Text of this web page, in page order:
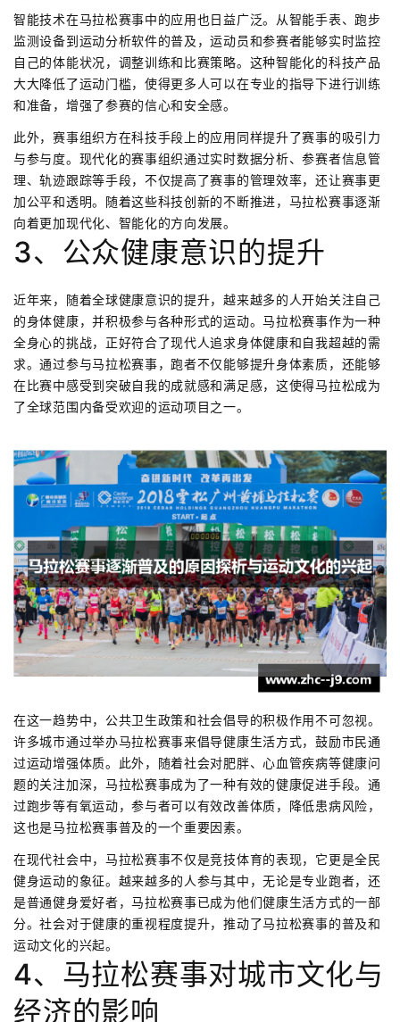
智能技术在马拉松赛事中的应用也日益广泛。从智能手表、跑步
监测设备到运动分析软件的普及，运动员和参赛者能够实时监控
自己的体能状况，调整训练和比赛策略。这种智能化的科技产品
大大降低了运动门槛，使得更多人可以在专业的指导下进行训练
和准备，增强了参赛的信心和安全感。
此外，赛事组织方在科技手段上的应用同样提升了赛事的吸引力
与参与度。现代化的赛事组织通过实时数据分析、参赛者信息管
理、轨迹跟踪等手段，不仅提高了赛事的管理效率，还让赛事更
加公平和透明。随着这些科技创新的不断推进，马拉松赛事逐渐
向着更加现代化、智能化的方向发展。
3、公众健康意识的提升
近年来，随着全球健康意识的提升，越来越多的人开始关注自己
的身体健康，并积极参与各种形式的运动。马拉松赛事作为一种
全身心的挑战，正好符合了现代人追求身体健康和自我超越的需
求。通过参与马拉松赛事，跑者不仅能够提升身体素质，还能够
在比赛中感受到突破自我的成就感和满足感，这使得马拉松成为
了全球范围内备受欢迎的运动项目之一。
在这一趋势中，公共卫生政策和社会倡导的积极作用不可忽视。
许多城市通过举办马拉松赛事来倡导健康生活方式，鼓励市民通
过运动增强体质。此外，随着社会对肥胖、心血管疾病等健康问
题的关注加深，马拉松赛事成为了一种有效的健康促进手段。通
过跑步等有氧运动，参与者可以有效改善体质，降低患病风险，
这也是马拉松赛事普及的一个重要因素。
在现代社会中，马拉松赛事不仅是竞技体育的表现，它更是全民
健身运动的象征。越来越多的人参与其中，无论是专业跑者，还
是普通健身爱好者，马拉松赛事已成为他们健康生活方式的一部
分。社会对于健康的重视程度提升，推动了马拉松赛事的普及和
运动文化的兴起。
4、马拉松赛事对城市文化与
经济的影响